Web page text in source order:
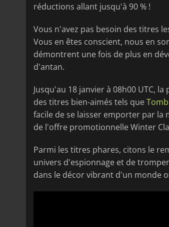
réductions allant jusqu'à 90 % !
Vous n'avez pas besoin des titres
Vous en êtes conscient, nous en
démontrent une fois de plus en
d'antan.
Jusqu'au 18 janvier à 08h00 UTC,
des titres bien-aimés tels que
facile de se laisser emporter par la
de l'offre promotionnelle Winter
Parmi les titres phares, citons le
univers d'espionnage et de
dans le décor vibrant d'un monde